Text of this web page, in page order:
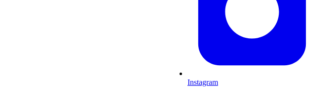
Instagram